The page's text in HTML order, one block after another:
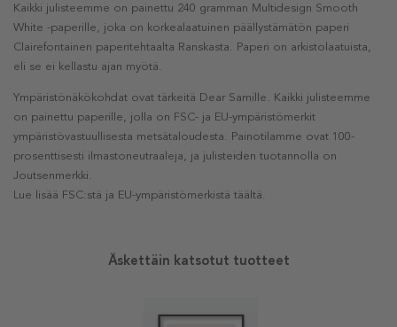
Kaikki julisteemme on painettu 240 gramman Multidesign Smooth
White -paperille, joka on korkealaatuinen päällystämätön paperi
Clairefontainen paperitehtaalta Ranskasta. Paperi on arkistolaatuista,
eli se ei kellastu ajan myötä.
Ympäristönäkökohdat ovat tärkeitä Dear Samille. Kaikki julisteemme
on painettu paperille, jolla on FSC- ja EU-ympäristömerkit
ympäristövastuullisesta metsätaloudesta. Painotilamme ovat 100-
prosenttisesti ilmastoneutraaleja, ja julisteiden tuotannolla on
Joutsenmerkki.
Lue lisää FSC:stä ja EU-ympäristömerkistä täältä.
Äskettäin katsotut tuotteet